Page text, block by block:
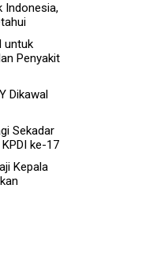
Indonesia,
untuk
Penyakit
Dikawal
Sekadar
ke-17
Kepala